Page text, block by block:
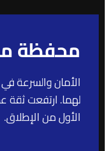
محفظة
الأمان والسرعة
الأول من الإطلاق.